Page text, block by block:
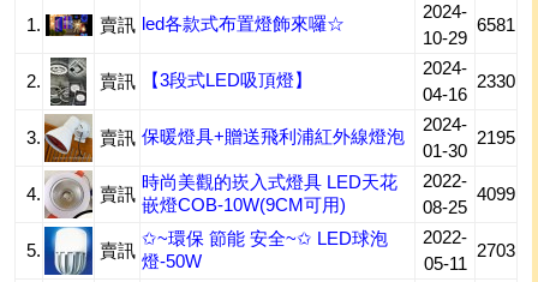
1. 賣訊 led各款式布置燈飾來囉☆
2024-
10-29
6581
2. 賣訊 【3段式LED吸頂燈】
2024-
04-16
2330
3. 賣訊 保暖燈具+贈送飛利浦紅外線燈泡
2024-
01-30
2195
4. 賣訊
時尚美觀的崁入式燈具 LED天花
嵌燈COB-10W(9CM可用)
2022-
08-25
4099
5. 賣訊
✩~環保 節能 安全~✩ LED球泡
燈-50W
2022-
05-11
2703